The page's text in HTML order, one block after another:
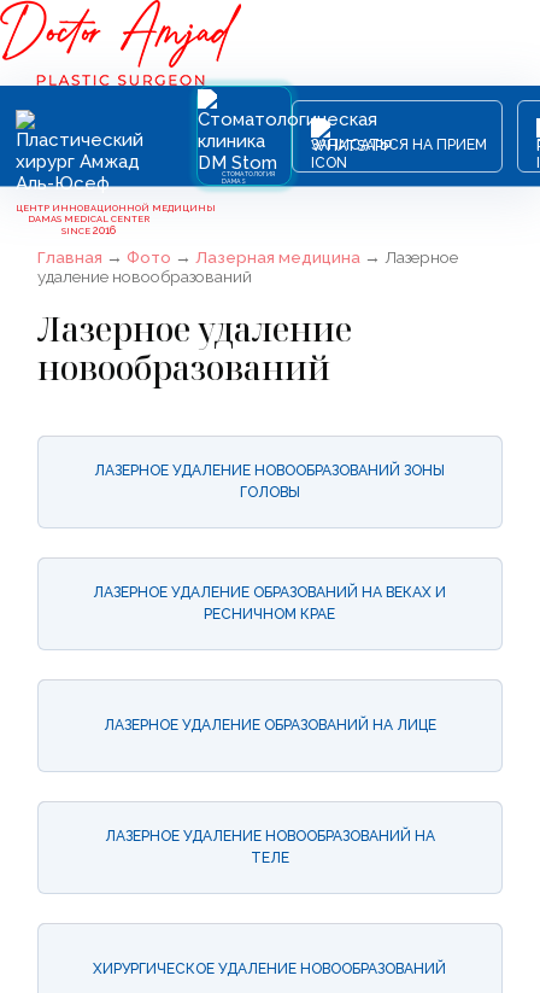
ЦЕНТР ИННОВАЦИОННОЙ МЕДИЦИНЫ
DAMAS MEDICAL CENTER
SINCE 2016
СТОМАТОЛОГИЯ
DAMAS
ЗАПИСАТЬСЯ НА ПРИЕМ
Главная → Фото → Лазерная медицина → Лазерное
удаление новообразований
Лазерное удаление
новообразований
ЛАЗЕРНОЕ УДАЛЕНИЕ НОВООБРАЗОВАНИЙ ЗОНЫ
ГОЛОВЫ
ЛАЗЕРНОЕ УДАЛЕНИЕ ОБРАЗОВАНИЙ НА ВЕКАХ И
РЕСНИЧНОМ КРАЕ
ЛАЗЕРНОЕ УДАЛЕНИЕ ОБРАЗОВАНИЙ НА ЛИЦЕ
ЛАЗЕРНОЕ УДАЛЕНИЕ НОВООБРАЗОВАНИЙ НА
ТЕЛЕ
ХИРУРГИЧЕСКОЕ УДАЛЕНИЕ НОВООБРАЗОВАНИЙ